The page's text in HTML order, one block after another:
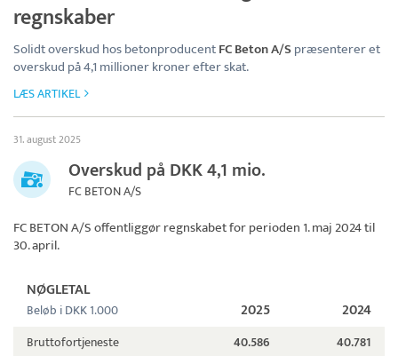
regnskaber
Solidt overskud hos betonproducentFC Beton A/Spræsenterer et
overskud på 4,1 millioner kroner efter skat.
LÆS ARTIKEL
31. august 2025
Overskud på DKK 4,1 mio.
FC BETON A/S
FC BETON A/Soffentliggør regnskabet for perioden 1. maj 2024 til
30. april.
NØGLETAL
Beløb i DKK 1.000 2025 2024
Bruttofortjeneste 40.586
40.781